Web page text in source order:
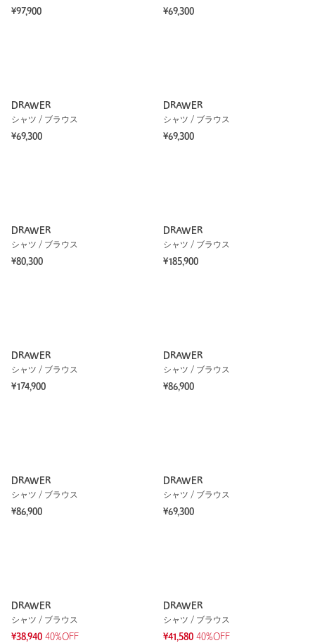
¥97,900
¥69,300
DRAWER
シャツ / ブラウス
¥69,300
DRAWER
シャツ / ブラウス
¥69,300
DRAWER
シャツ / ブラウス
¥80,300
DRAWER
シャツ / ブラウス
¥185,900
DRAWER
シャツ / ブラウス
¥174,900
DRAWER
シャツ / ブラウス
¥86,900
DRAWER
シャツ / ブラウス
¥86,900
DRAWER
シャツ / ブラウス
¥69,300
DRAWER
シャツ / ブラウス
¥38,940 40%OFF
DRAWER
シャツ / ブラウス
¥41,580 40%OFF